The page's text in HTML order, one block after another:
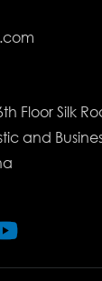
Floor Silk
and